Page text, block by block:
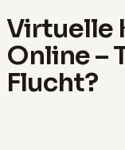
Virtuelle
Online –
Flucht?